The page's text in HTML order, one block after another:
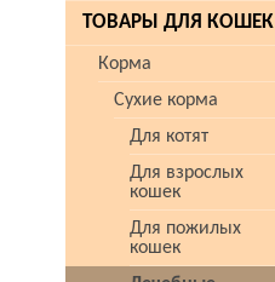
ТОВАРЫ ДЛЯ КОШЕК
Корма
Сухие корма
Для котят
Для взрослых
кошек
Для пожилых
кошек